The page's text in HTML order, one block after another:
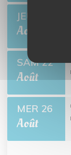
JEU 13
Août
SAM 22
Août
MER 26
Août